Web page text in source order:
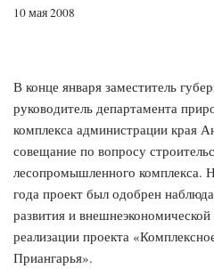
10 мая 2008
В конце января заместитель
руководитель департамента
комплекса администрации края
совещание по вопросу
лесопромышленного комплекса.
года проект был одобрен
развития и
реализации проекта
Приангарья».